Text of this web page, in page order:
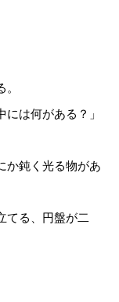
は何がある？」
か鈍く光る物があ
てる、円盤が二